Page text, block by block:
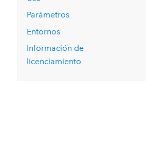
Explorar ArcGIS Pro
Leer la historiaParámetros
Entornos
Información de
licenciamiento